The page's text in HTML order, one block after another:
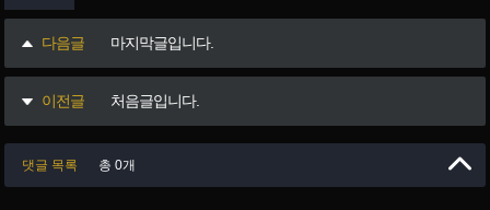
다음글 마지막글입니다.
이전글 처음글입니다.
댓글 목록 총 0개